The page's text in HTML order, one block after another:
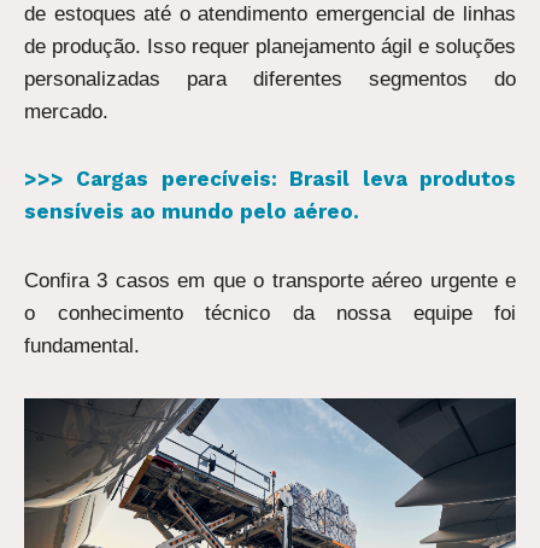
de estoques até o atendimento emergencial de linhas
de produção. Isso requer planejamento ágil e soluções
personalizadas para diferentes segmentos do
mercado.
>>> Cargas perecíveis: Brasil leva produtos
sensíveis ao mundo pelo aéreo.
Confira 3 casos em que o transporte aéreo urgente e
o conhecimento técnico da nossa equipe foi
fundamental.